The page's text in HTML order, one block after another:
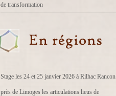
de transformation
Stage les 24 et 25 janvier 2026 à Rilhac Rancon
près de Limoges les articulations lieus de